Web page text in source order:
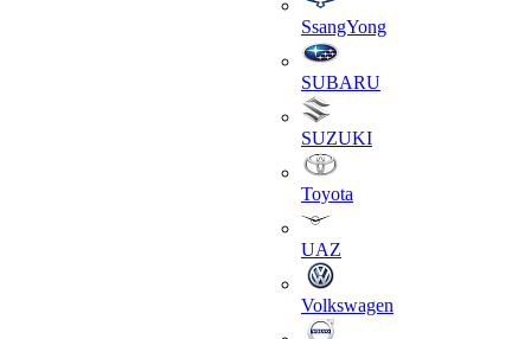
SsangYong
SUBARU
SUZUKI
Toyota
UAZ
Volkswagen